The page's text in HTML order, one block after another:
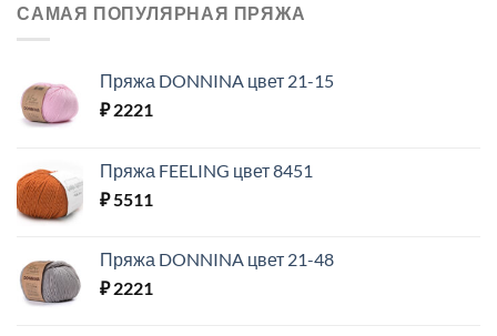
САМАЯ ПОПУЛЯРНАЯ ПРЯЖА
Пряжа DONNINA цвет 21-15
₽2221
Пряжа FEELING цвет 8451
₽5511
Пряжа DONNINA цвет 21-48
₽2221